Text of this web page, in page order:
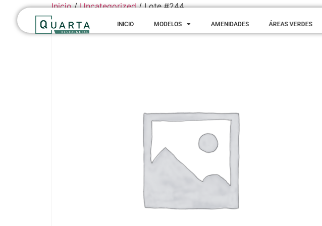
INICIO MODELOS AMENIDADES ÁREAS VERDES
Inicio/Uncategorized/ Lote #244